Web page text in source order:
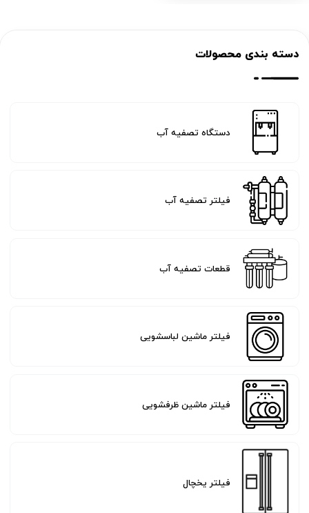
دسته بندی محصولات
دستگاه تصفیه آب
فیلتر تصفیه آب
قطعات تصفیه آب
فیلتر ماشین لباسشویی
فیلتر ماشین ظرفشویی
فیلتر یخچال